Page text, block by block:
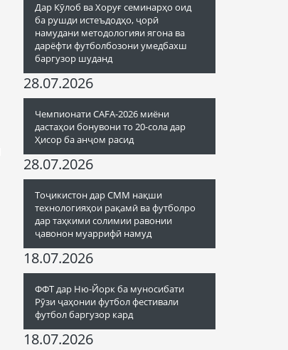
Дар Кӯлоб ва Хоруғ семинарҳо оид
ба рушди истеъдодҳо, ҷорӣ
намудани методологияи ягона ва
дарёфти футболбозони умедбахш
баргузор шуданд
28.07.2026
Чемпионати CAFA-2026 миёни
дастаҳои бонувони то 20-сола дар
Ҳисор ба анҷом расид
28.07.2026
Тоҷикистон дар СММ нақши
технологияҳои рақамӣ ва футболро
дар таҳкими солимии равонии
ҷавонон муаррифӣ намуд
18.07.2026
ФФТ дар Ню-Йорк ба муносибати
Рӯзи ҷаҳонии футбол фестивали
футбол баргузор кард
18.07.2026